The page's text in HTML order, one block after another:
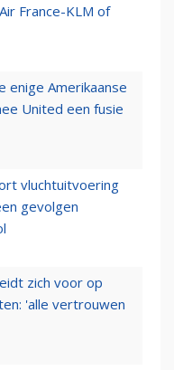
France-KLM of
enige Amerikaanse
United een fusie
vluchtuitvoering
gevolgen
zich voor op
'alle vertrouwen